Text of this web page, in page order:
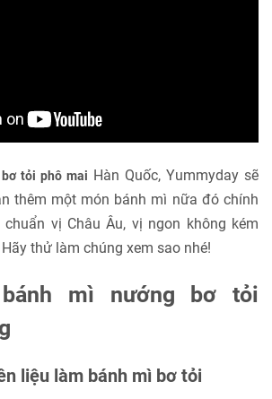
tỏi phô mai Hàn Quốc, Yummyday sẽ
thêm một món bánh mì nữa đó chính
vị Châu Âu, vị ngon không kém
thử làm chúng xem sao nhé!
mì nướng bơ tỏi
liệu làm bánh mì bơ tỏi